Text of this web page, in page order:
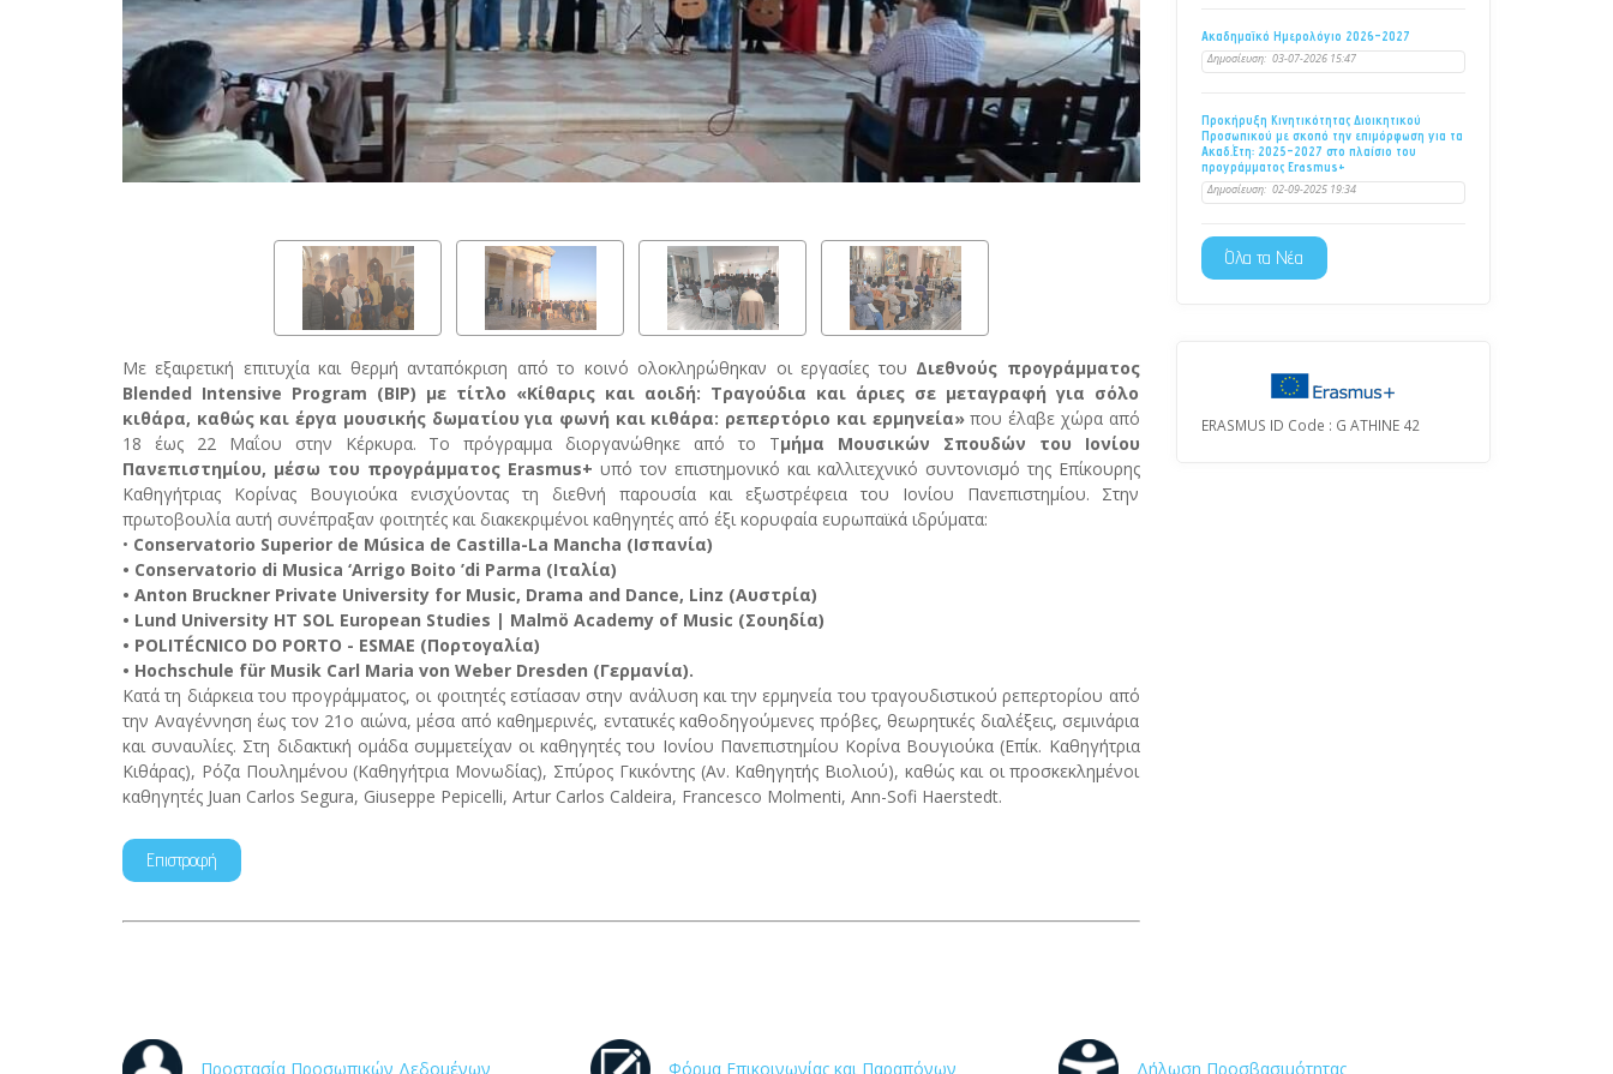
Με εξαιρετική επιτυχία και θερμή ανταπόκριση από το κοινό ολοκληρώθηκαν οι εργασίες του Διεθνούς προγράμματος
Blended Intensive Program (BIP) με τίτλο «Κίθαρις και αοιδή: Τραγούδια και άριες σε μεταγραφή για σόλο
κιθάρα, καθώς και έργα μουσικής δωματίου για φωνή και κιθάρα: ρεπερτόριο και ερμηνεία»που έλαβε χώρα από
18 έως 22 Μαΐου στην Κέρκυρα. Το πρόγραμμα διοργανώθηκε από το Τμήμα Μουσικών Σπουδών του Ιονίου
Πανεπιστημίου, μέσω του προγράμματος Erasmus+ υπό τον επιστημονικό και καλλιτεχνικό συντονισμό της Επίκουρης
Καθηγήτριας Κορίνας Βουγιούκα ενισχύοντας τη διεθνή παρουσία και εξωστρέφεια του Ιονίου Πανεπιστημίου. Στην
πρωτοβουλία αυτή συνέπραξαν φοιτητές και διακεκριμένοι καθηγητές από έξι κορυφαία ευρωπαϊκά ιδρύματα:
• Conservatorio Superior de Música de Castilla-La Mancha (Ισπανία)
• Conservatorio di Musica ‘Arrigo Boito ’di Parma (Ιταλία)
• Anton Bruckner Private University for Music, Drama and Dance, Linz (Αυστρία)
• Lund University HT SOL European Studies | Malmö Academy of Music (Σουηδία)
• POLITÉCNICO DO PORTO - ESMAE (Πορτογαλία)
• Hochschule für Musik Carl Maria von Weber Dresden (Γερμανία).
Κατά τη διάρκεια του προγράμματος, οι φοιτητές εστίασαν στην ανάλυση και την ερμηνεία του τραγουδιστικού ρεπερτορίου από
την Αναγέννηση έως τον 21ο αιώνα, μέσα από καθημερινές, εντατικές καθοδηγούμενες πρόβες, θεωρητικές διαλέξεις, σεμινάρια
και συναυλίες. Στη διδακτική ομάδα συμμετείχαν οι καθηγητές του Ιονίου Πανεπιστημίου Κορίνα Βουγιούκα (Επίκ. Καθηγήτρια
Κιθάρας), Ρόζα Πουλημένου (Καθηγήτρια Μονωδίας), Σπύρος Γκικόντης (Αν. Καθηγητής Βιολιού), καθώς και οι προσκεκλημένοι
καθηγητές Juan Carlos Segura, Giuseppe Pepicelli, Artur Carlos Caldeira, Francesco Molmenti, Ann-Sofi Haerstedt.
Επιστροφή
Ακαδημαϊκό Ημερολόγιο 2026-2027
Δημοσίευση: 03-07-2026 15:47
Προκήρυξη Κινητικότητας Διοικητικού
Προσωπικού με σκοπό την επιμόρφωση για τα
Ακαδ.Έτη: 2025-2027 στο πλαίσιο του
προγράμματος Erasmus+
Δημοσίευση: 02-09-2025 19:34
Όλα τα Νέα
ERASMUS ID Code : G ATHINE 42
Προστασία Προσωπικών Δεδομένων Φόρμα Επικοινωνίας και Παραπόνων Δήλωση Προσβασιμότητας